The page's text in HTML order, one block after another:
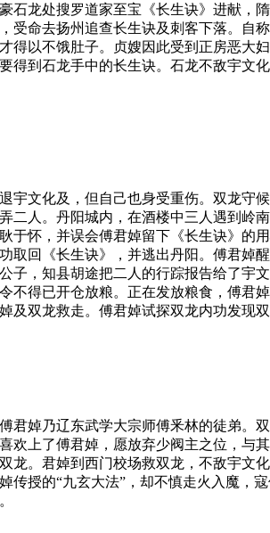
龙处搜罗道家至宝《长生诀》进献，
受命去扬州追查长生诀及刺客下落。自
得以不饿肚子。贞嫂因此受到正房恶大
到石龙手中的长生诀。石龙不敌宇文
文化及，但自己也身受重伤。双龙守
二人。丹阳城内，在酒楼中三人遇到
于怀，并误会傅君婥留下《长生诀》
取回《长生诀》，并逃出丹阳。傅君
子，知县胡途把二人的行踪报告给了宇
不得已开仓放粮。正在发放粮食，傅君
双龙救走。傅君婥试探双龙内功发现
婥乃辽东武学大宗师傅釆林的徒弟。
欢上了傅君婥，愿放弃少阀主之位，与
龙。君婥到西门校场救双龙，不敌宇文
传授的“九玄大法”，却不慎走火入魔